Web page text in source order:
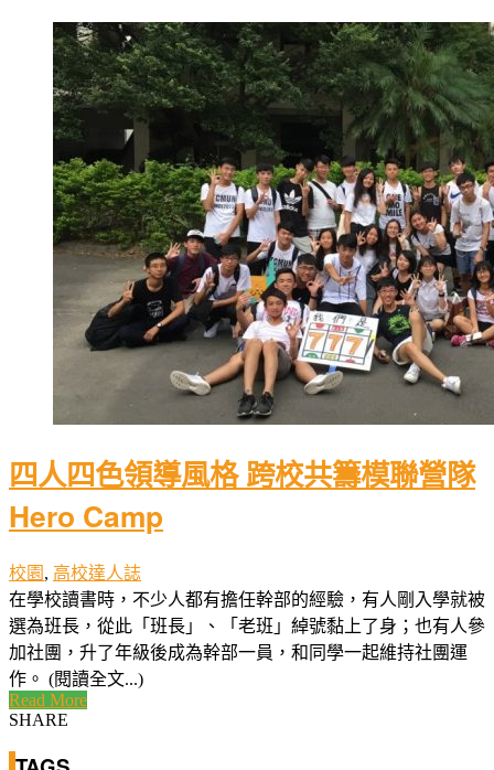
四人四色領導風格 跨校共籌模聯營隊
Hero Camp
校園 , 高校達人誌
在學校讀書時，不少人都有擔任幹部的經驗，有人剛入學就被
選為班長，從此「班長」、「老班」綽號黏上了身；也有人參
加社團，升了年級後成為幹部一員，和同學一起維持社團運
作。 (閱讀全文...)
Read More
SHARE